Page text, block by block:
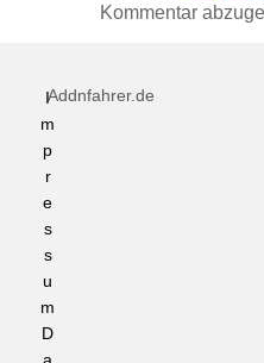
Kommentar
Addnfahrer.de
I
m
p
r
e
s
s
u
m
D